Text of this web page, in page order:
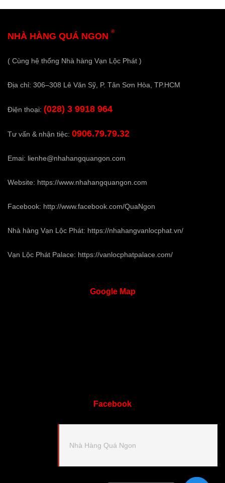
NHÀ HÀNG QUÁ NGON ®
( Cùng hệ thống Nhà hàng Vạn Lộc Phát )
Địa chỉ: 306–308 Lê Văn Sỹ, P. Tân Sơn Hòa, TP.HCM
Điện thoại: (028) 3 9918 964
Tư vấn & nhận tiệc: 0906.79.79.32
Emai: lienhe@nhahangquangon.com
Website: https://www.nhahangquangon.com
Facebook: http://www.facebook.com/QuaNgon
Nhà hàng Vạn Lộc Phát: https://nhahangvanlocphat.vn/
Vạn Lộc Phát Palace: https://vanlocphatpalace.com/
GoogleMap
Facebook
Nhà Hàng Quá Ngon